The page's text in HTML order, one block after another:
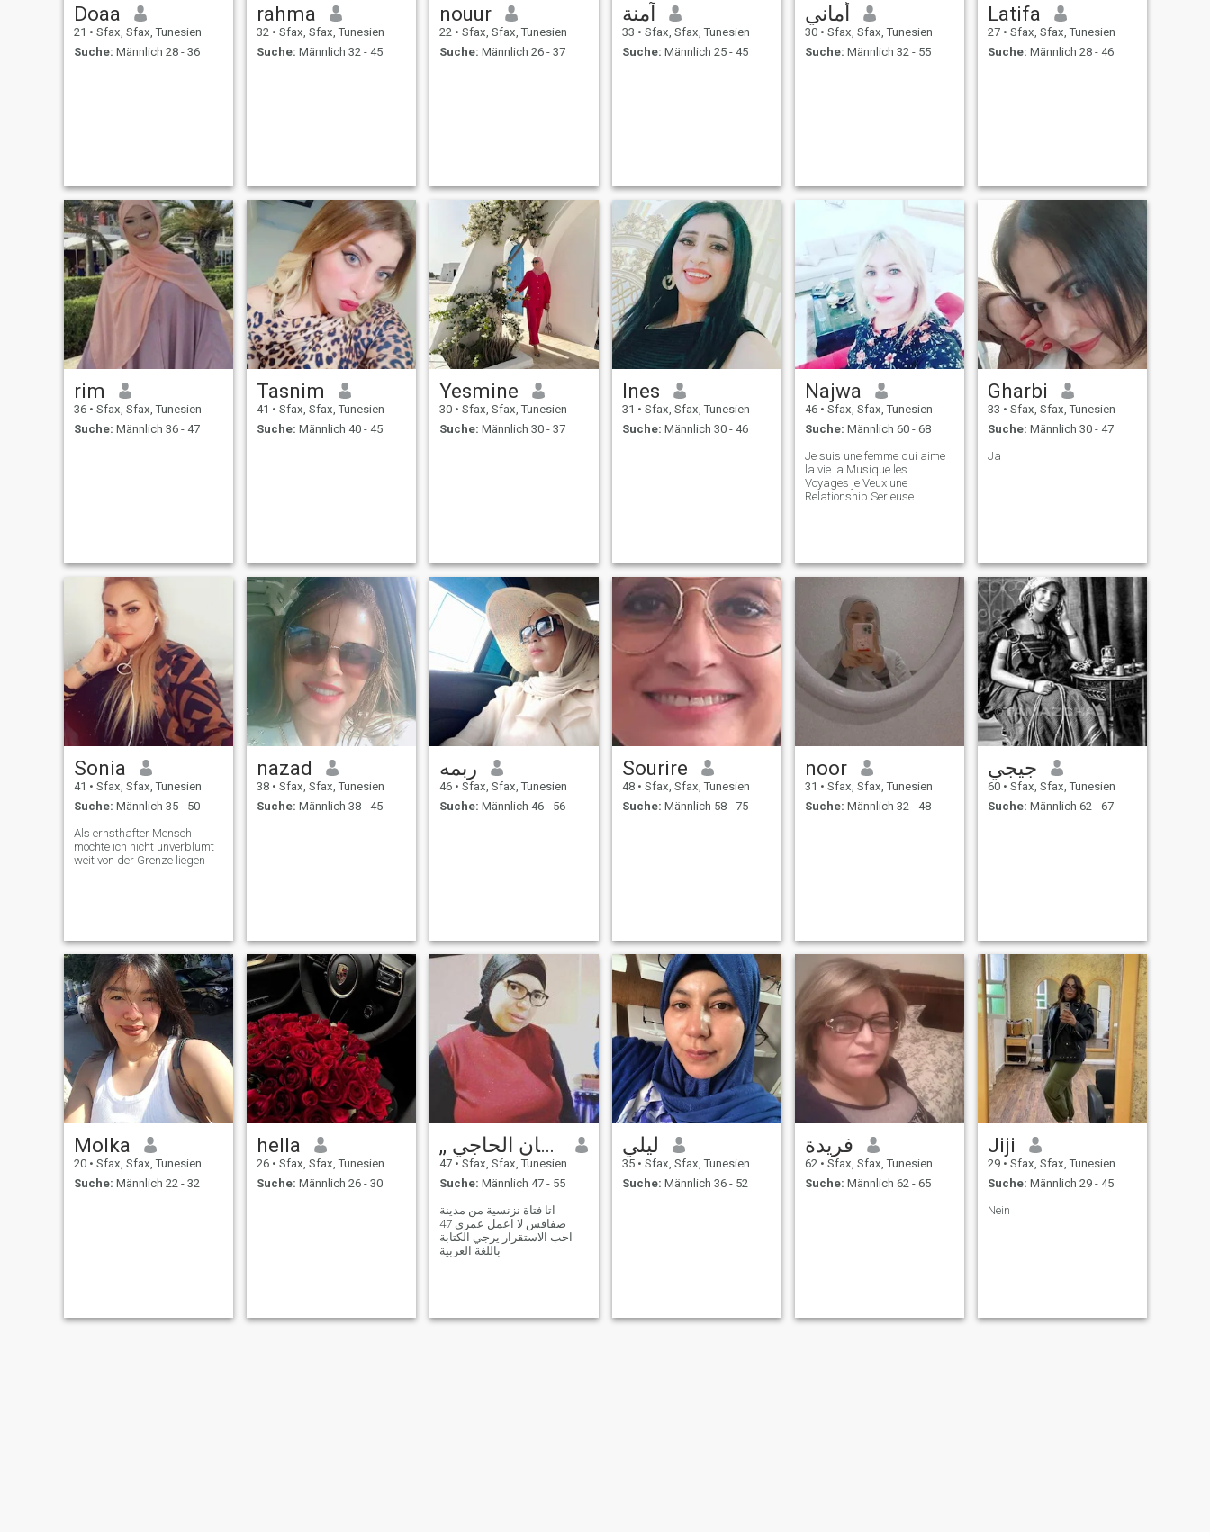
Doaa
21 • Sfax, Sfax, Tunesien
Suche: Männlich 28 - 36
rahma
32 • Sfax, Sfax, Tunesien
Suche: Männlich 32 - 45
nouur
22 • Sfax, Sfax, Tunesien
Suche: Männlich 26 - 37
آمنة
33 • Sfax, Sfax, Tunesien
Suche: Männlich 25 - 45
أماني
30 • Sfax, Sfax, Tunesien
Suche: Männlich 32 - 55
Latifa
27 • Sfax, Sfax, Tunesien
Suche: Männlich 28 - 46
rim
36 • Sfax, Sfax, Tunesien
Suche: Männlich 36 - 47
Tasnim
41 • Sfax, Sfax, Tunesien
Suche: Männlich 40 - 45
Yesmine
30 • Sfax, Sfax, Tunesien
Suche: Männlich 30 - 37
Ines
31 • Sfax, Sfax, Tunesien
Suche: Männlich 30 - 46
Najwa
46 • Sfax, Sfax, Tunesien
Suche: Männlich 60 - 68
Je suis une femme qui aime
la vie la Musique les
Voyages je Veux une
Relationship Serieuse
Gharbi
33 • Sfax, Sfax, Tunesien
Suche: Männlich 30 - 47
Ja
Sonia
41 • Sfax, Sfax, Tunesien
Suche: Männlich 35 - 50
Als ernsthafter Mensch
möchte ich nicht unverblümt
weit von der Grenze liegen
nazad
38 • Sfax, Sfax, Tunesien
Suche: Männlich 38 - 45
ربمه
46 • Sfax, Sfax, Tunesien
Suche: Männlich 46 - 56
Sourire
48 • Sfax, Sfax, Tunesien
Suche: Männlich 58 - 75
noor
31 • Sfax, Sfax, Tunesien
Suche: Männlich 32 - 48
جيجي
60 • Sfax, Sfax, Tunesien
Suche: Männlich 62 - 67
Molka
20 • Sfax, Sfax, Tunesien
Suche: Männlich 22 - 32
hella
26 • Sfax, Sfax, Tunesien
Suche: Männlich 26 - 30
,, ايمان الحاجي
47 • Sfax, Sfax, Tunesien
Suche: Männlich 47 - 55
اتا فتاة نزنسية من مدينة
صفاقس لا اعمل عمرى 47
احب الاستقرار يرجي الكتابة
باللغة العربية
ليلي
35 • Sfax, Sfax, Tunesien
Suche: Männlich 36 - 52
فريدة
62 • Sfax, Sfax, Tunesien
Suche: Männlich 62 - 65
Jiji
29 • Sfax, Sfax, Tunesien
Suche: Männlich 29 - 45
Nein